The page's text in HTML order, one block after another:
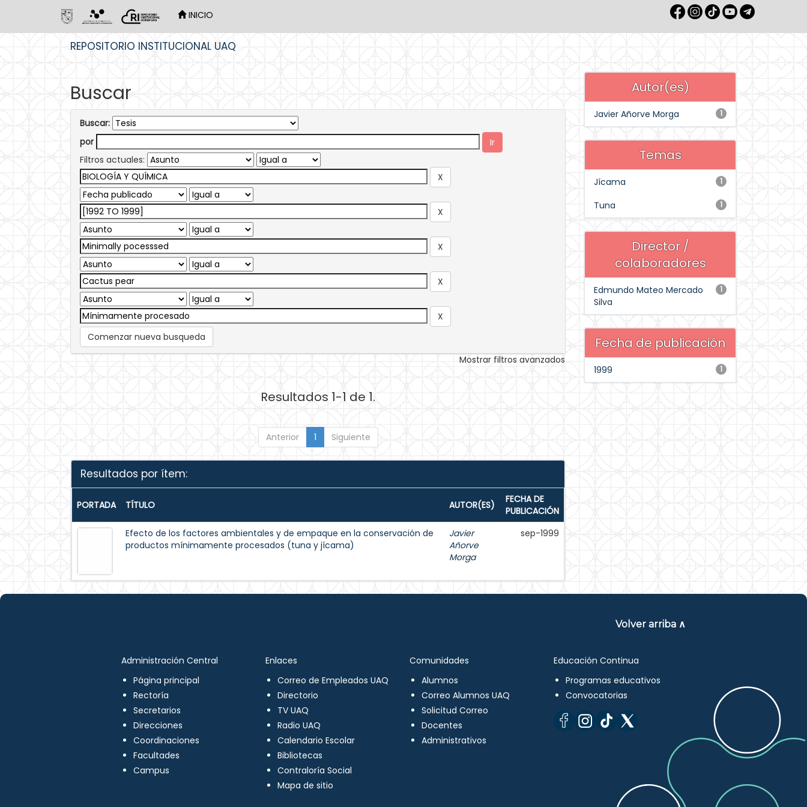
INICIO
REPOSITORIO INSTITUCIONAL UAQ
Buscar
Buscar:
por
Filtros actuales:
Comenzar nueva busqueda
Mostrar filtros avanzados
Resultados 1-1 de 1.
Anterior 1 Siguiente
Resultados por ítem:
PORTADA TÍTULO AUTOR(ES)
FECHA DE
PUBLICACIÓN
Efecto de los factores ambientales y de empaque en la conservación de
productos mínimamente procesados (tuna y jícama)
Javier
Añorve
Morga
sep-1999
Autor(es)
1
Javier Añorve Morga
Temas
1
Jícama
1
Tuna
Director /
colaboradores
1
Edmundo Mateo Mercado
Silva
Fecha de publicación
1
1999
Volver arriba ∧
Administración Central
Página principal
Rectoría
Secretarios
Direcciones
Coordinaciones
Facultades
Campus
Enlaces
Correo de Empleados UAQ
Directorio
TV UAQ
Radio UAQ
Calendario Escolar
Bibliotecas
Contraloría Social
Mapa de sitio
Comunidades
Alumnos
Correo Alumnos UAQ
Solicitud Correo
Docentes
Administrativos
Educación Continua
Programas educativos
Convocatorias